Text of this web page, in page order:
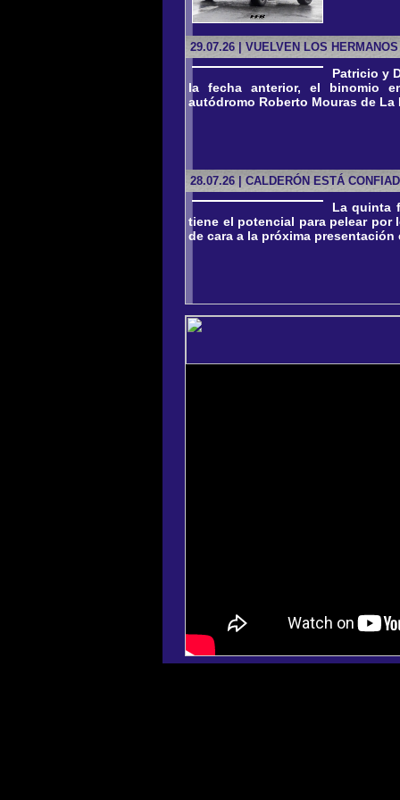
29.07.26 | VUELVEN LOS
Patricio y
la fecha anterior, el binomio
autódromo Roberto Mouras de La
28.07.26 | CALDERÓN ESTÁ
La quinta
tiene el potencial para pelear por
de cara a la próxima presentación